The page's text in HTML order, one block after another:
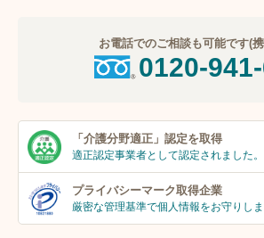
お電話でのご相談も可能です(
0120-
「介護分野適正」 認定を取得
適正認定事業者として認定されました。
プライバシーマーク取得企業
厳密な管理基準で個人情報をお守りしま